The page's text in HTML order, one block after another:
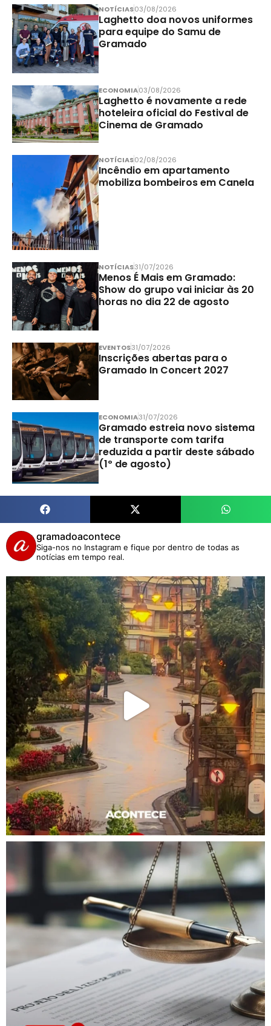
NOTÍCIAS03/08/2026
Laghetto doa novos uniformes
para equipe do Samu de
Gramado
ECONOMIA03/08/2026
Laghetto é novamente a rede
hoteleira oficial do Festival de
Cinema de Gramado
NOTÍCIAS02/08/2026
Incêndio em apartamento
mobiliza bombeiros em Canela
NOTÍCIAS31/07/2026
Menos É Mais em Gramado:
Show do grupo vai iniciar às 20
horas no dia 22 de agosto
EVENTOS31/07/2026
Inscrições abertas para o
Gramado In Concert 2027
ECONOMIA31/07/2026
Gramado estreia novo sistema
de transporte com tarifa
reduzida a partir deste sábado
(1º de agosto)
gramadoacontece
Siga-nos no Instagram e fique por dentro de todas as
notícias em tempo real.